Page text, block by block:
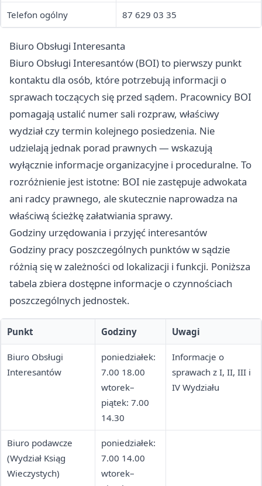
Telefon ogólny 87 629 03 35
Biuro Obsługi Interesanta
Biuro Obsługi Interesantów (BOI) to pierwszy punkt
kontaktu dla osób, które potrzebują informacji o
sprawach toczących się przed sądem. Pracownicy BOI
pomagają ustalić numer sali rozpraw, właściwy
wydział czy termin kolejnego posiedzenia. Nie
udzielają jednak porad prawnych — wskazują
wyłącznie informacje organizacyjne i proceduralne. To
rozróżnienie jest istotne: BOI nie zastępuje adwokata
ani radcy prawnego, ale skutecznie naprowadza na
właściwą ścieżkę załatwiania sprawy.
Godziny urzędowania i przyjęć interesantów
Godziny pracy poszczególnych punktów w sądzie
różnią się w zależności od lokalizacji i funkcji. Poniższa
tabela zbiera dostępne informacje o czynnościach
poszczególnych jednostek.
Punkt Godziny Uwagi
Biuro Obsługi
Interesantów
poniedziałek:
7.00 18.00
wtorek–
piątek: 7.00
14.30
Informacje o
sprawach z I, II, III i
IV Wydziału
Biuro podawcze
(Wydział Ksiąg
Wieczystych)
poniedziałek:
7.00 14.00
wtorek–